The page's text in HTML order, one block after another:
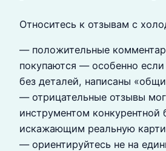
Относитесь к отзывам с
— положительные
покупаются — особенно
без деталей, написаны
— отрицательные отзывы
инструментом конкурентной
искажающим реальную
— ориентируйтесь не на